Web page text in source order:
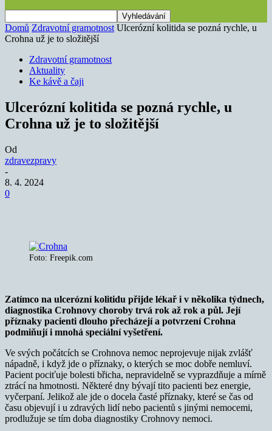
Domů Zdravotní gramotnost Ulcerózní kolitida se pozná rychle, u
Crohna už je to složitější
Zdravotní gramotnost
Aktuality
Ke kávě a čaji
Ulcerózní kolitida se pozná rychle, u
Crohna už je to složitější
Od
zdravezpravy
-
8. 4. 2024
0
Foto: Freepik.com
Zatímco na ulcerózní kolitidu přijde lékař i v několika týdnech,
diagnostika Crohnovy choroby trvá rok až rok a půl. Její
příznaky pacienti dlouho přecházejí a potvrzení Crohna
podmiňují i mnohá speciální vyšetření.
Ve svých počátcích se Crohnova nemoc neprojevuje nijak zvlášť
nápadně, i když jde o příznaky, o kterých se moc dobře nemluví.
Pacient pociťuje bolesti břicha, nepravidelně se vyprazdňuje a mírně
ztrácí na hmotnosti. Některé dny bývají tito pacienti bez energie,
vyčerpaní. Jelikož ale jde o docela časté příznaky, které se čas od
času objevují i u zdravých lidí nebo pacientů s jinými nemocemi,
prodlužuje se tím doba diagnostiky Crohnovy nemoci.